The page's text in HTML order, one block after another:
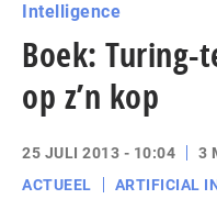
Intelligence
Boek: Turing-
op z’n kop
25 JULI 2013 - 10:04
3
ACTUEEL
ARTIFICIAL